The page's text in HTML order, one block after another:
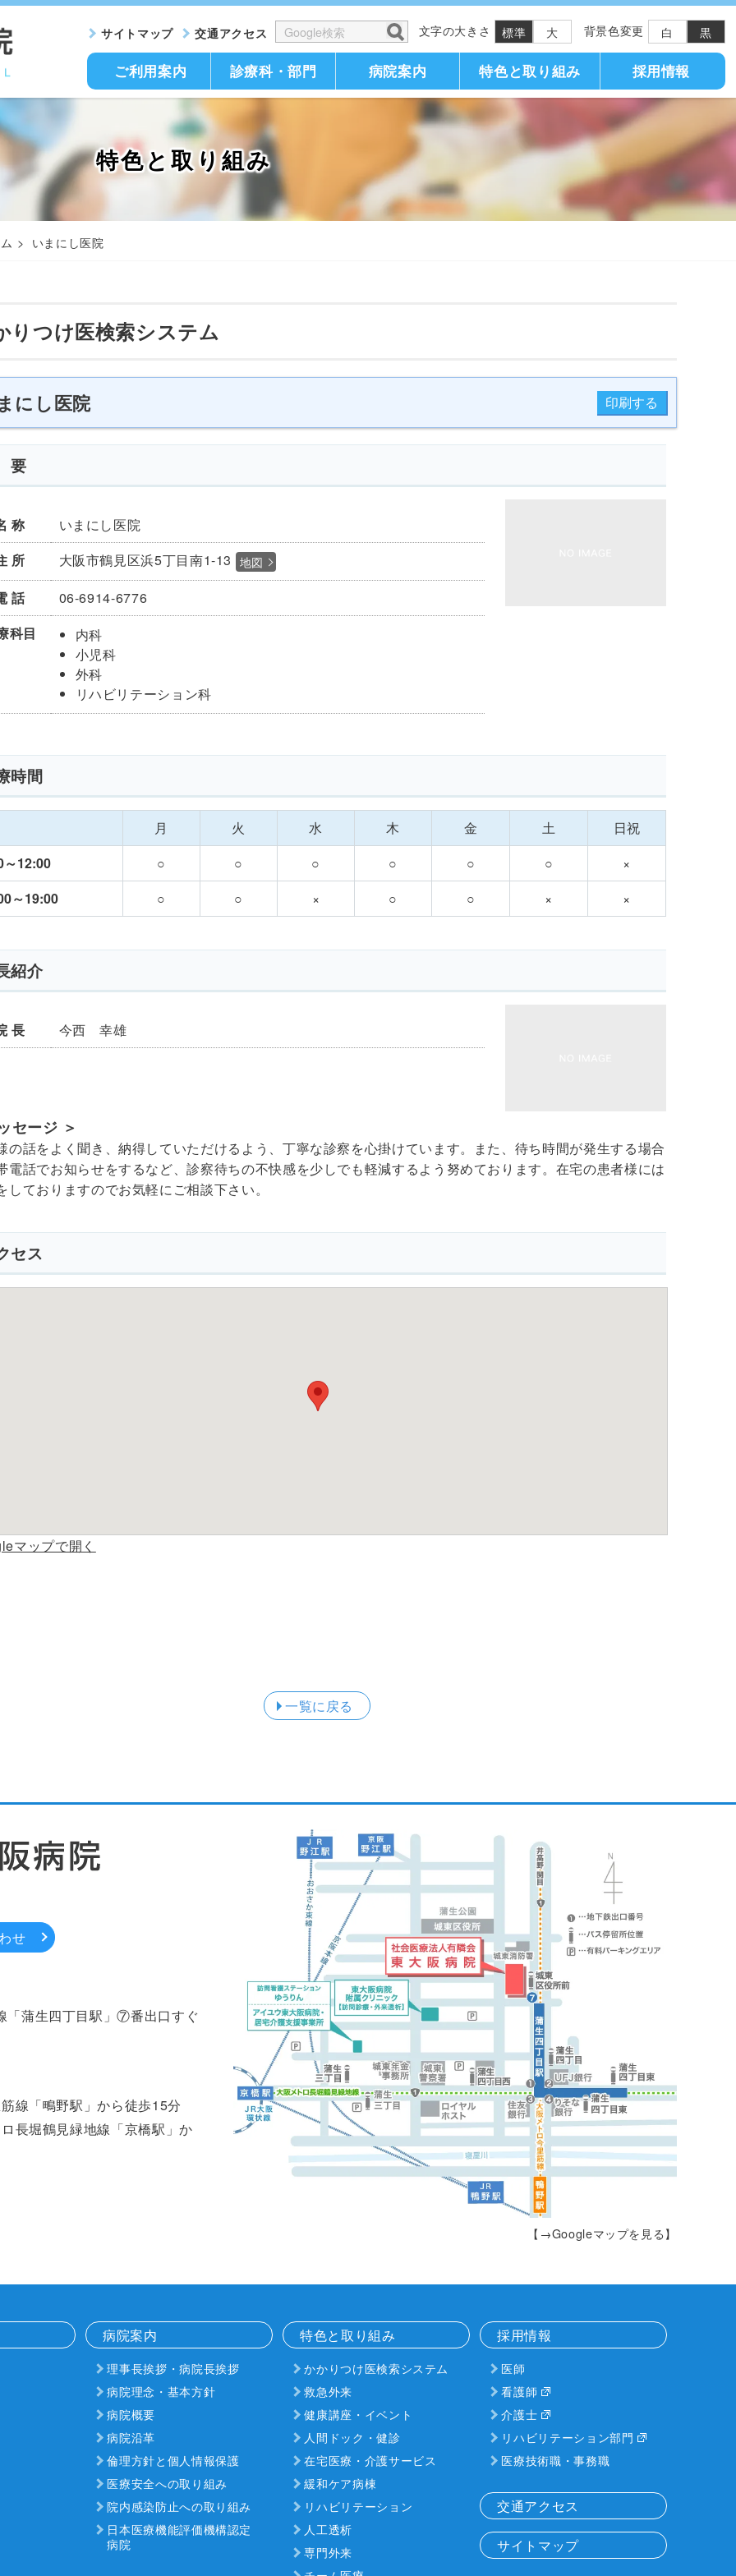
サイトマップ 交通アクセス 文字の大きさ 標準 大 背景色変更 白 黒
ご利用案内 診療科・部門 病院案内 特色と取り組み 採用情報
特色と取り組み
いまにし医院
りつけ医検索システム
にし医院
要
称
いまにし医院
所
大阪市鶴見区浜5丁目南1-13 地図
話
06-6914-6776
科目
内科
小児科
外科
リハビリテーション科
時間
月 火 水 木 金 土
日祝
12:00
○ ○ ○ ○ ○ ○
×
～19:00
○ ○ × ○ ○ × ×
紹介
長 今西 幸雄
セージ ＞
の話をよく聞き、納得していただけるよう、丁寧な診察を心掛けています。また、待ち時間が発生する場合
電話でお知らせをするなど、診察待ちの不快感を少しでも軽減するよう努めております。在宅の患者様には
しておりますのでお気軽にご相談下さい。
セス
マップで開く
一覧に戻る
せ
「蒲生四丁目駅」⑦番出口すぐ
線「鴫野駅」から徒歩15分
長堀鶴見緑地線「京橋駅」か
【→Googleマップを見る】
病院案内
理事長挨拶・病院長挨拶
病院理念・基本方針
病院概要
病院沿革
倫理方針と個人情報保護
医療安全への取り組み
院内感染防止への取り組み
日本医療機能評価機構認定
病院
特色と取り組み
かかりつけ医検索システム
救急外来
健康講座・イベント
人間ドック・健診
在宅医療・介護サービス
緩和ケア病棟
リハビリテーション
人工透析
専門外来
採用情報
医師
看護師
介護士
リハビリテーション部門
医療技術職・事務職
交通アクセス
サイトマップ